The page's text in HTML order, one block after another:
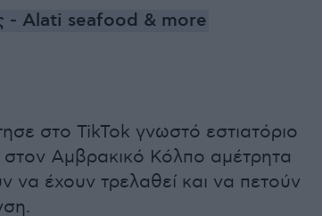
- Alati seafood & more
στο TikTok γνωστό εστιατόριο
στον Αμβρακικό Κόλπο αμέτρητα
να έχουν τρελαθεί και να πετούν